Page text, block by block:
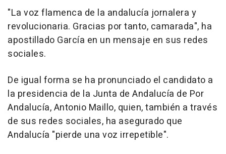
"La voz flamenca de la andalucía jornalera y
revolucionaria. Gracias por tanto, camarada", ha
apostillado García en un mensaje en sus redes
sociales.
De igual forma se ha pronunciado el candidato a
la presidencia de la Junta de Andalucía de Por
Andalucía, Antonio Maillo, quien, también a través
de sus redes sociales, ha asegurado que
Andalucía "pierde una voz irrepetible".